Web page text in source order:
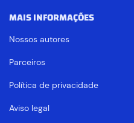
MAIS INFORMAÇÕES
Nossos autores
Parceiros
Política de privacidade
Aviso legal